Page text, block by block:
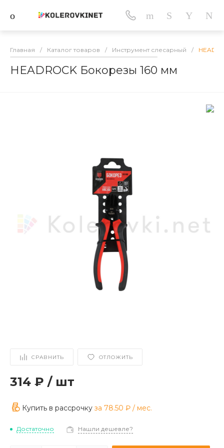
Главная / Каталог товаров / Инструмент слесарный /
HEADROCK Бокорезы 160 мм
СРАВНИТЬ ОТЛОЖИТЬ
314 ₽ / шт
Купить в рассрочку за 78.50 ₽ / мес.
Достаточно Нашли дешевле?